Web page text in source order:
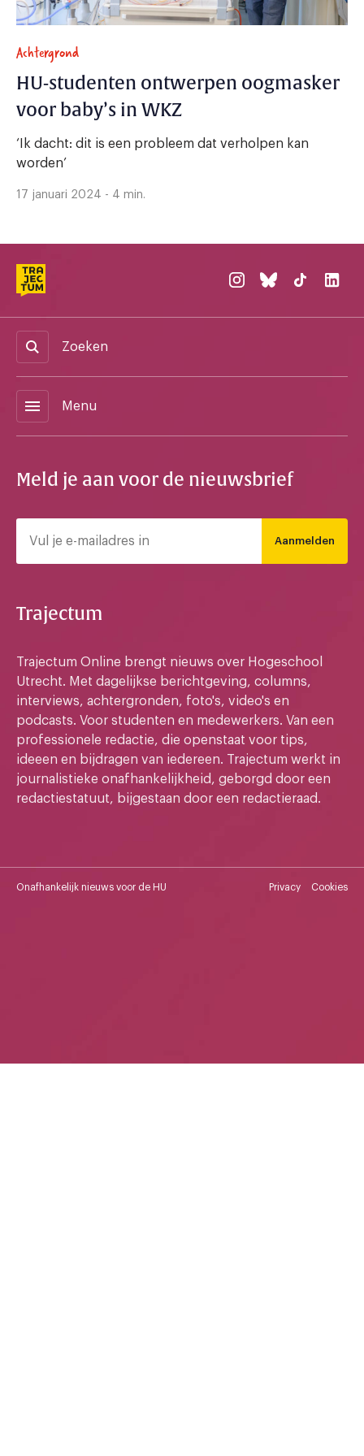
Achtergrond
HU-studenten ontwerpen oogmasker
voor baby’s in WKZ
‘Ik dacht: dit is een probleem dat verholpen kan
worden’
17 januari 2024 - 4 min.
Zoeken
menu Menu
Meld je aan voor de nieuwsbrief
Aanmelden
Trajectum
Trajectum Online brengt nieuws over Hogeschool
Utrecht. Met dagelijkse berichtgeving, columns,
interviews, achtergronden, foto's, video's en
podcasts. Voor studenten en medewerkers. Van een
professionele redactie, die openstaat voor tips,
ideeen en bijdragen van iedereen. Trajectum werkt in
journalistieke onafhankelijkheid, geborgd door een
redactiestatuut, bijgestaan door een redactieraad.
Onafhankelijk nieuws voor de HU Privacy Cookies